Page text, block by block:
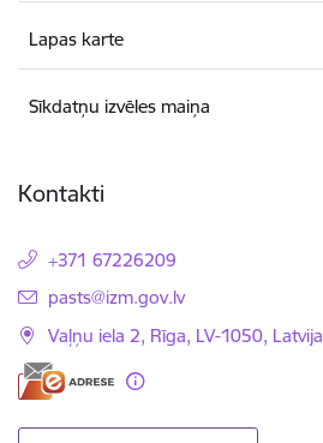
Lapas karte
Sīkdatņu izvēles maiņa
Kontakti
+371 67226209
E-pasts:
pasts@izm.gov.lv
Vaļņu iela 2, Rīga, LV-1050, Latvija